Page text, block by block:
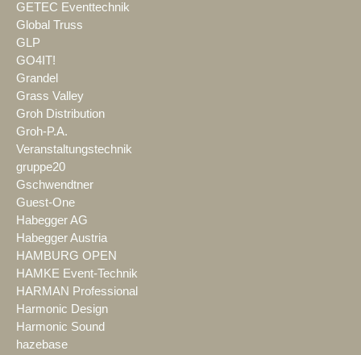
GETEC Eventtechnik
Global Truss
GLP
GO4IT!
Grandel
Grass Valley
Groh Distribution
Groh-P.A.
Veranstaltungstechnik
gruppe20
Gschwendtner
Guest-One
Habegger AG
Habegger Austria
HAMBURG OPEN
HAMKE Event-Technik
HARMAN Professional
Harmonic Design
Harmonic Sound
hazebase